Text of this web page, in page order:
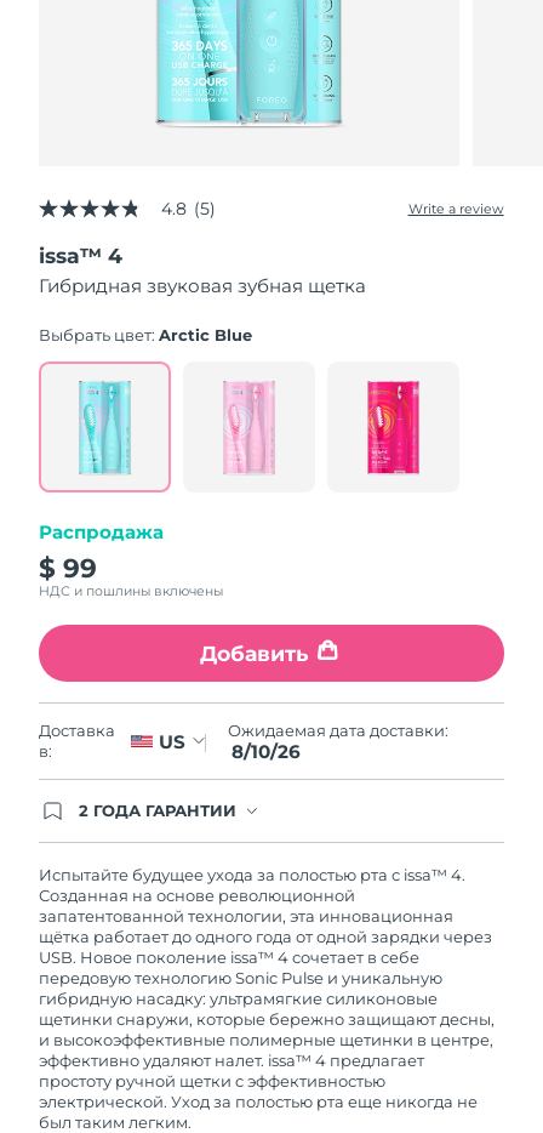
4.8
of
5
stars,
rating
Read
Reviews.
Same
page
4.8 (5) Write a review
issa™ 4
Гибридная звуковая зубная щетка
Выбрать цвет:Arctic Blue
Распродажа
$ 99
НДС и пошлины включены
Добавить
Доставка
в:
US Ожидаемая дата доставки:
8/10/26
2 ГОДА ГАРАНТИИ
Это означает, что если в течение 2-х лет со дня
покупки с продуктом возникнут проблемы,
FOREO заменит его бесплатно.
Испытайте будущее ухода за полостью рта с issa™ 4.
Созданная на основе революционной
запатентованной технологии, эта инновационная
щётка работает до одного года от одной зарядки через
USB. Новое поколение issa™ 4 сочетает в себе
передовую технологию Sonic Pulse и уникальную
гибридную насадку: ультрамягкие силиконовые
щетинки снаружи, которые бережно защищают десны,
и высокоэффективные полимерные щетинки в центре,
эффективно удаляют налет. issa™ 4 предлагает
простоту ручной щетки с эффективностью
электрической. Уход за полостью рта еще никогда не
был таким легким.